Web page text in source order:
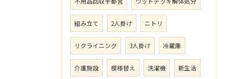
組み立て 2人掛け ニトリ
リクライニング 3人掛け 冷蔵庫
介護施設 模様替え 洗濯機 新生活